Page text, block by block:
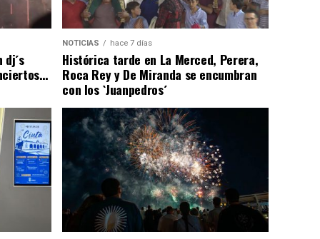
NOTICIAS hace 7 días
Histórica tarde en La Merced, Perera,
Roca Rey y De Miranda se encumbran
con los `Juanpedros´